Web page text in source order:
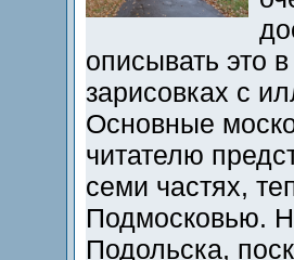
описывать это
зарисовках с
Основные
читателю
семи частях,
Подмосковью.
Подольска,